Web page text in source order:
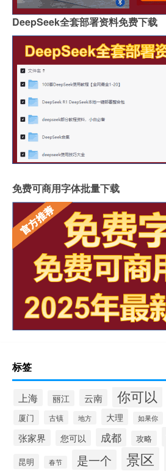
DeepSeek全套部署资料免费下载
免费可商用字体批量下载
标签
上海 丽江 云南 你可以
厦门
古镇 地方 大理 如果你
张家界 您可以 成都 攻略
昆明 春节 是一个 景区